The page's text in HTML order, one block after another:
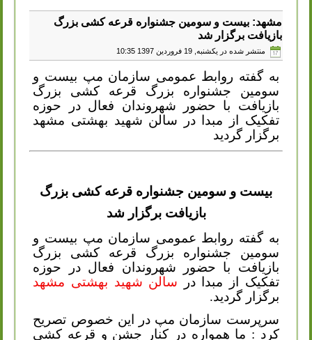
مشهد: بیست و سومین جشنواره قرعه کشی بزرگ
بازیافت برگزار شد
منتشر شده در یکشنبه, 19 فروردين 1397 10:35
به گفته روابط عمومی سازمان مپ بیست و
سومین جشنواره بزرگ قرعه کشی بزرگ
بازیافت با حضور شهروندان فعال در حوزه
تفکیک از مبدا در سالن شهید بهشتی مشهد
برگزار گردید
بیست و سومین جشنواره قرعه کشی بزرگ
بازیافت برگزار شد
به گفته روابط عمومی سازمان مپ بیست و
سومین جشنواره بزرگ قرعه کشی بزرگ
بازیافت با حضور شهروندان فعال در حوزه
تفکیک از مبدا در سالن شهید بهشتی مشهد
برگزار گردید.
سرپرست سازمان مپ در این خصوص تصریح
کرد : ما همواره در کنار جشن و قرعه کشی